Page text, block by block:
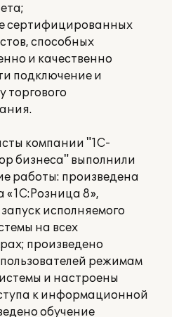
сертифицированных
способных
и качественно
подключение и
торгового
компании "1С-
бизнеса" выполнили
работы: произведена
«1С:Розница 8»,
исполняемого
на всех
произведено
режимам
и настроены
к информационной
обучение